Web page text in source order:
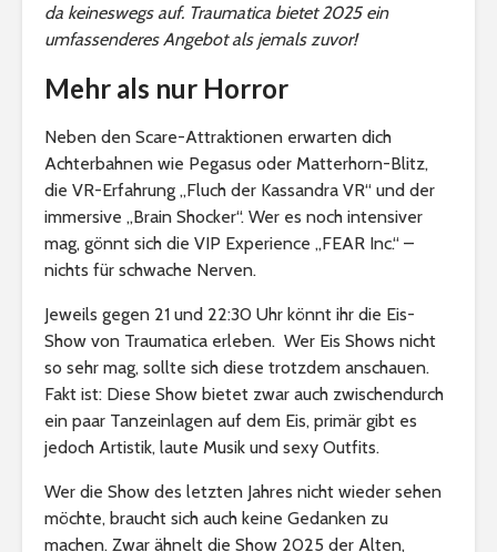
da keineswegs auf. Traumatica bietet 2025 ein
umfassenderes Angebot als jemals zuvor!
Mehr als nur Horror
Neben den Scare-Attraktionen erwarten dich
Achterbahnen wie Pegasus oder Matterhorn-Blitz,
die VR-Erfahrung „Fluch der Kassandra VR“ und der
immersive „Brain Shocker“. Wer es noch intensiver
mag, gönnt sich die VIP Experience „FEAR Inc.“ –
nichts für schwache Nerven.
Jeweils gegen 21 und 22:30 Uhr könnt ihr die Eis-
Show von Traumatica erleben. Wer Eis Shows nicht
so sehr mag, sollte sich diese trotzdem anschauen.
Fakt ist: Diese Show bietet zwar auch zwischendurch
ein paar Tanzeinlagen auf dem Eis, primär gibt es
jedoch Artistik, laute Musik und sexy Outfits.
Wer die Show des letzten Jahres nicht wieder sehen
möchte, braucht sich auch keine Gedanken zu
machen. Zwar ähnelt die Show 2025 der Alten,